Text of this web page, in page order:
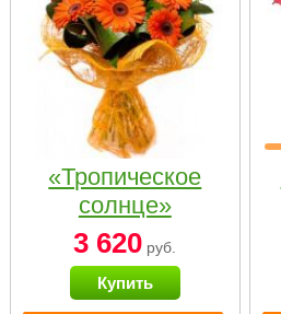
«Тропическое
солнце»
3 620 руб.
Купить